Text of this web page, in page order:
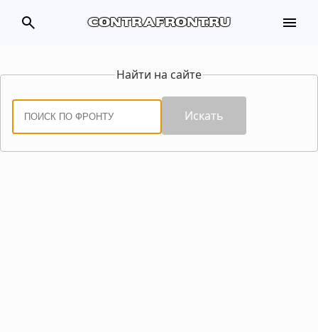
search contrafront.ru menu
Найти на сайте
Искать